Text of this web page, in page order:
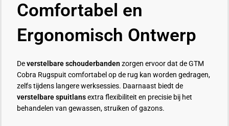
Comfortabel en
Ergonomisch Ontwerp
Deverstelbare schouderbanden zorgen ervoor dat de GTM
Cobra Rugspuit comfortabel op de rug kan worden gedragen,
zelfs tijdens langere werksessies. Daarnaast biedt de
verstelbare spuitlansextra flexibiliteit en precisie bij het
behandelen van gewassen, struiken of gazons.